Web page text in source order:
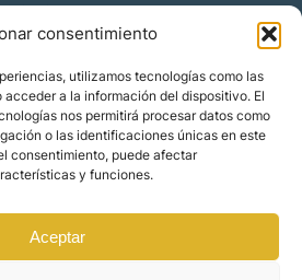
consentimiento
utilizamos tecnologías como las
a la información del dispositivo. El
nos permitirá procesar datos como
o las identificaciones únicas en este
consentimiento, puede afectar
y funciones.
Aceptar
25 27 45
International | We are the
market for foreign